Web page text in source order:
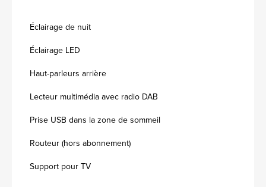
Éclairage de nuit
Éclairage LED
Haut-parleurs arrière
Lecteur multimédia avec radio DAB
Prise USB dans la zone de sommeil
Routeur (hors abonnement)
Support pour TV